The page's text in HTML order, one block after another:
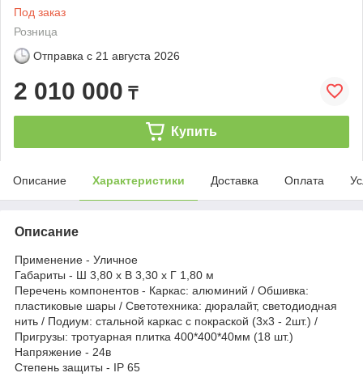
Под заказ
Розница
Отправка с 21 августа 2026
2 010 000 ₸
Купить
Описание Характеристики Доставка Оплата
Описание
Применение - Уличное
Габариты - Ш 3,80 x В 3,30 x Г 1,80 м
Перечень компонентов - Каркас: алюминий / Обшивка:
пластиковые шары / Светотехника: дюралайт, светодиодная
нить / Подиум: стальной каркас с покраской (3x3 - 2шт.) /
Пригрузы: тротуарная плитка 400*400*40мм (18 шт.)
Напряжение - 24в
Степень защиты - IP 65